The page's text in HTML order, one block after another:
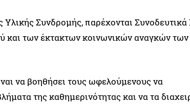
Συνδρομής, παρέχονται
και των έκτακτων κοινωνικών αναγκών των
να βοηθήσει τους ωφελούμενους να
της καθημερινότητας και να τα